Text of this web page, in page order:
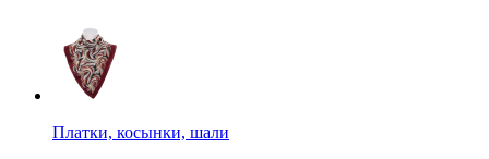
Платки, косынки, шали